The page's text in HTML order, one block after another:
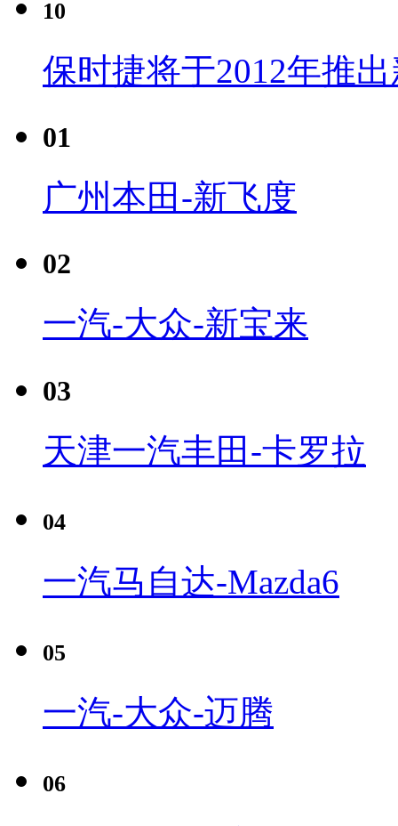
10
保时捷将于2012年推
01
广州本田-新飞度
02
一汽-大众-新宝来
03
天津一汽丰田-卡罗拉
04
一汽马自达-Mazda6
05
一汽-大众-迈腾
06